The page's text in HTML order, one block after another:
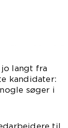
langt fra
kandidater:
søger i